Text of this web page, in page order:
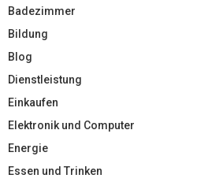
Badezimmer
Bildung
Blog
Dienstleistung
Einkaufen
Elektronik und Computer
Energie
Essen und Trinken